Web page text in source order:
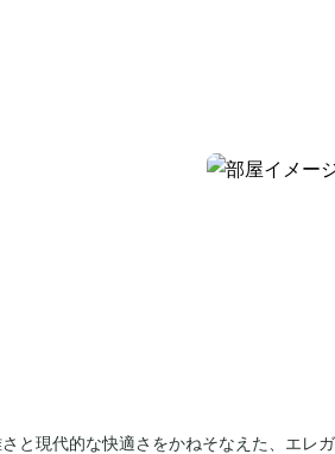
と現代的な快適さをかねそなえた、エレ